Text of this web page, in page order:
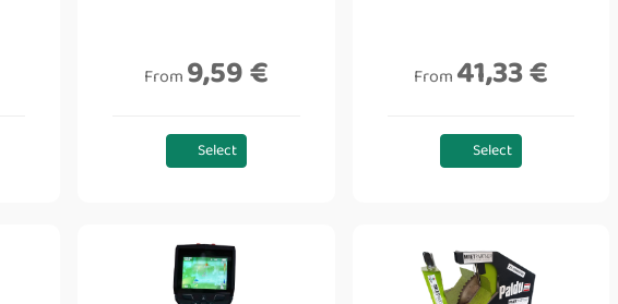
From9,59 €
Select
From41,33 €
Select